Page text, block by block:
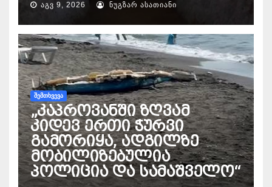
ᲐᲒᲕ 9, 2026 ᲜᲣᲒᲖᲐᲠ ᲐᲡᲐᲗᲘᲐᲜᲘ
ᲨᲔᲛᲗᲮᲕᲔᲕᲐ
„კაპროვანში ზღვამ
კიდევ ერთი ჭურვი
გამორიყა, ადგილზე
მობილიზებულია
პოლიცია და სამაშველო“